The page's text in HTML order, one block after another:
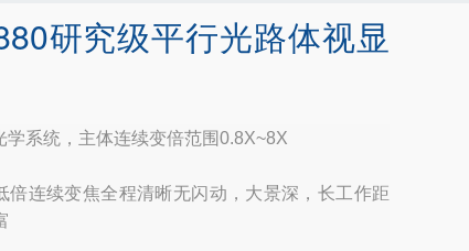
研究级平行光路体视显
学系统，主体连续变倍范围0.8X~8X
倍连续变焦全程清晰无闪动，大景深，长工作距